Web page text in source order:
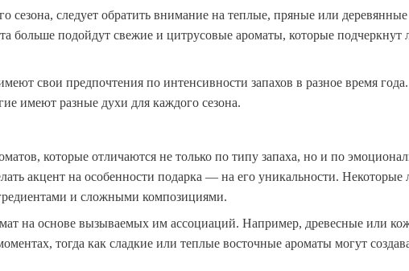
сезона, следует обратить внимание на теплые, пряные или
больше подойдут свежие и цитрусовые ароматы, которые подчеркнут
свои предпочтения по интенсивности запахов в разное время
имеют разные духи для каждого сезона.
которые отличаются не только по типу запаха, но и по
акцент на особенности подарка — на его уникальности.
и сложными композициями.
на основе вызываемых им ассоциаций. Например, древесные или
тогда как сладкие или теплые восточные ароматы могут